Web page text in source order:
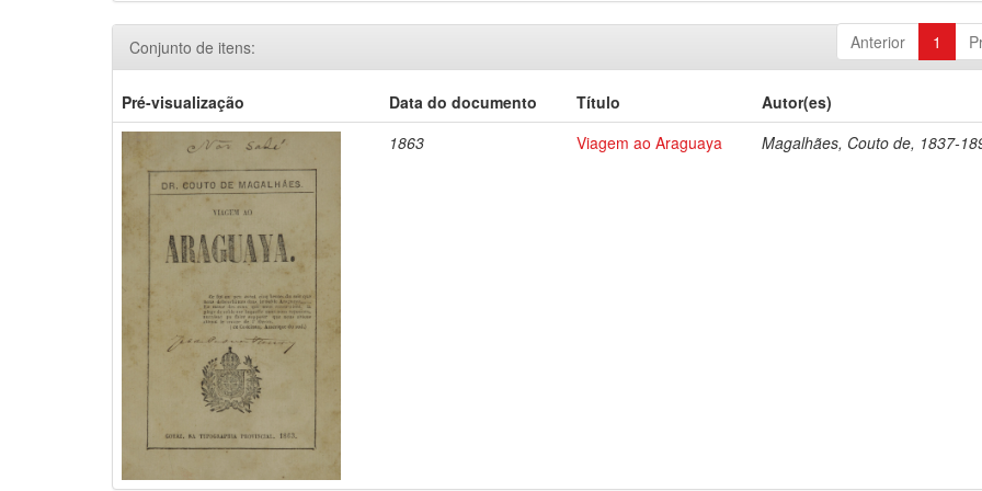
Anterior 1
Conjunto de itens:
Pré-visualização Data do documento Título
Autor(es)
1863
Viagem ao Araguaya Magalhães, Couto de, 1837-